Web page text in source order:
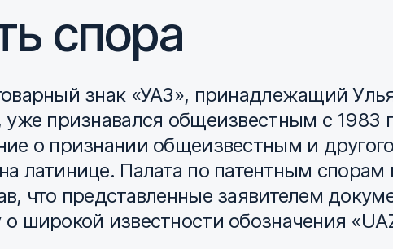
спора
знак «УАЗ», принадлежащий
уже признавался общеизвестным с 1983
о признании общеизвестным и
латинице. Палата по патентным спорам
что представленные заявителем
широкой известности обозначения